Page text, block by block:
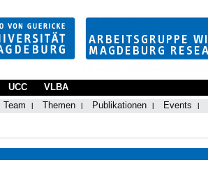
Team Themen Publikationen Events
UCC VLBA